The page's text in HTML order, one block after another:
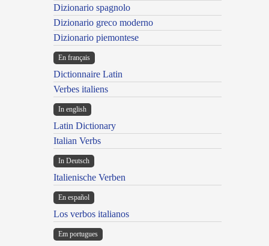
Dizionario spagnolo
Dizionario greco moderno
Dizionario piemontese
En français
Dictionnaire Latin
Verbes italiens
In english
Latin Dictionary
Italian Verbs
In Deutsch
Italienische Verben
En español
Los verbos italianos
Em portugues